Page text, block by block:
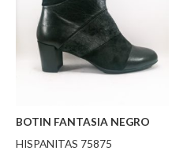
BOTIN FANTASIA NEGRO
HISPANITAS 75875